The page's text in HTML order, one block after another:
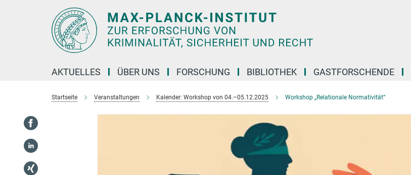
AKTUELLES ÜBER UNS FORSCHUNG BIBLIOTHEK GASTFORSCHENDE
Startseite Veranstaltungen Kalender: Workshop von 04.–05.12.2025 Workshop „Relationale Normativität“